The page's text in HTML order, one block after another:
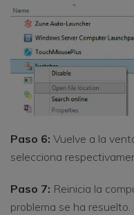
Paso 6: Vuelve a la
selecciona
Paso 7: Reinicia la
problema se ha